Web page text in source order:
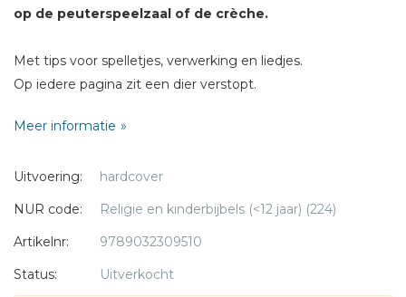
op de peuterspeelzaal of de crèche.
Met tips voor spelletjes, verwerking en liedjes.
Op iedere pagina zit een dier verstopt.
'De engelen gaan zingen.
Wat klinkt dat liedje blij:
Hij houdt van jou en mij!'
Meer informatie
Uitvoering:
hardcover
NUR code:
Religie en kinderbijbels (<12 jaar) (224)
Artikelnr:
9789032309510
Status:
Uitverkocht
* = verplicht